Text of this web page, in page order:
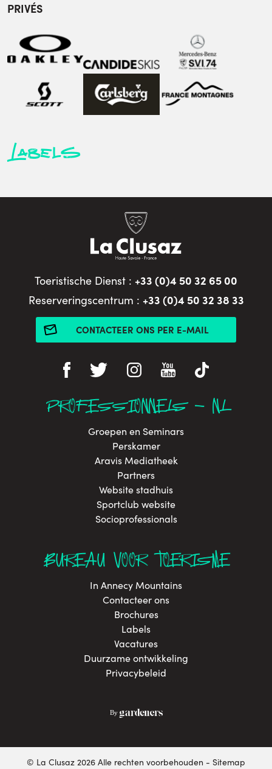
PRIVÉS
Labels
Toeristische Dienst : +33 (0)4 50 32 65 00
Reserveringscentrum : +33 (0)4 50 32 38 33
CONTACTEER ONS PER E-MAIL
PROFESSIONNELS - NL
Groepen en Seminars
Perskamer
Aravis Mediatheek
Partners
Website stadhuis
Sportclub website
Socioprofessionals
BUREAU VOOR TOERISME
In Annecy Mountains
Contacteer ons
Brochures
Labels
Vacatures
Duurzame ontwikkeling
Privacybeleid
© La Clusaz 2026 Alle rechten voorbehouden
Sitemap